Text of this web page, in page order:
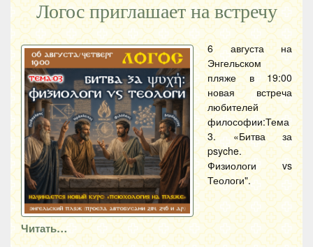
Логос приглашает на встречу
6 августа на
Энгельском
пляже в 19:00
новая встреча
любителей
философии:Тема
3. «Битва за
psyche.
Физиологи vs
Теологи".
Читать…